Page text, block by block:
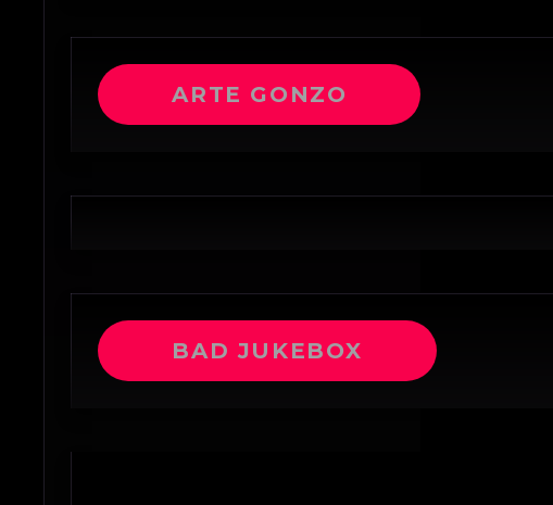
ARTE GONZO
BAD JUKEBOX